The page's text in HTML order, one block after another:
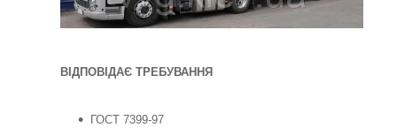
ВІДПОВІДАЄ ТРЕБУВАННЯ
ГОСТ 7399-97